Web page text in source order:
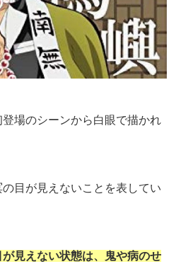
場のシーンから白眼で描かれ
目が見えないことを表してい
見えない状態は、鬼や病のせ